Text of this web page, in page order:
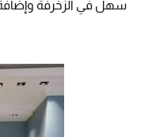
سهل في الزخرفة وإضافة